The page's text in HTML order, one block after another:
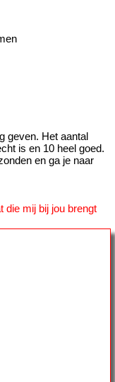
geven. Het aantal
is en 10 heel goed.
en ga je naar
die mij bij jou brengt